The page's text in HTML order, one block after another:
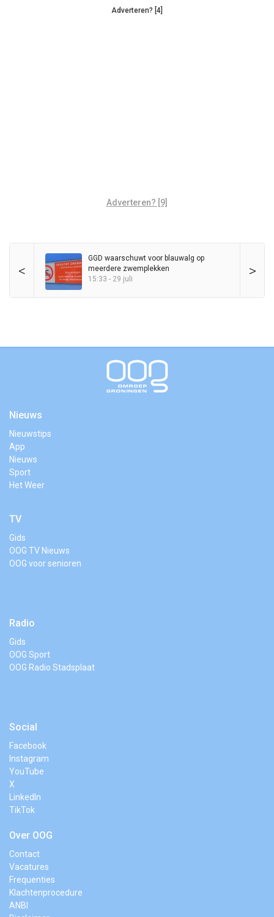
Adverteren? [4]
Adverteren? [9]
< >
GGD waarschuwt voor blauwalg op
meerdere zwemplekken
15:33 - 29 juli
Nieuws
Nieuwstips
App
Nieuws
Sport
Het Weer
TV
Gids
OOG TV Nieuws
OOG voor senioren
Radio
Gids
OOG Sport
OOG Radio Stadsplaat
Social
Facebook
Instagram
YouTube
X
LinkedIn
TikTok
Over OOG
Contact
Vacatures
Frequenties
Klachtenprocedure
ANBI